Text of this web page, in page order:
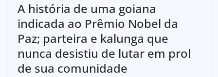
A história de uma goiana
indicada ao Prêmio Nobel da
Paz; parteira e kalunga que
nunca desistiu de lutar em prol
de sua comunidade